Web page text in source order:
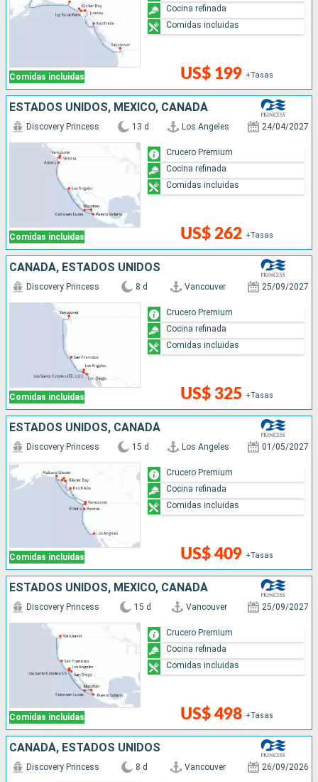
Comidas incluidas US$ 199 +Tasas
Cocina refinada
Comidas incluidas
ESTADOS UNIDOS, MÉXICO, CANADÁ
Comidas incluidas
Discovery Princess 13 d Los Angeles 24/04/2027
US$ 262 +Tasas
Crucero Premium
Cocina refinada
Comidas incluidas
CANADÁ, ESTADOS UNIDOS
Comidas incluidas
Discovery Princess 8 d Vancouver 25/09/2027
US$ 325 +Tasas
Crucero Premium
Cocina refinada
Comidas incluidas
ESTADOS UNIDOS, CANADÁ
Comidas incluidas
Discovery Princess 15 d Los Angeles 01/05/2027
US$ 409 +Tasas
Crucero Premium
Cocina refinada
Comidas incluidas
ESTADOS UNIDOS, MÉXICO, CANADÁ
Comidas incluidas
Discovery Princess 15 d Vancouver 25/09/2027
US$ 498 +Tasas
Crucero Premium
Cocina refinada
Comidas incluidas
CANADÁ, ESTADOS UNIDOS
Discovery Princess 8 d Vancouver 26/09/2026